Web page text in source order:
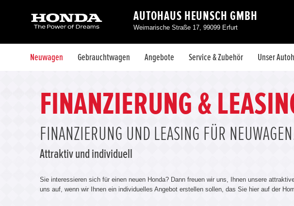
AUTOHAUS HEUNSCH GMBH
Weimarische Straße 17, 99099 Erfurt
Neuwagen Gebrauchtwagen Angebote Service & Zubehör Unser
FINANZIERUNG &
FINANZIERUNG UND LEASING FÜR
Attraktiv und individuell
Sie interessieren sich für einen neuen Honda? Dann freuen wir uns, Ihnen unsere
uns auf, wenn wir Ihnen ein individuelles Angebot erstellen sollen, das Sie hier auf der